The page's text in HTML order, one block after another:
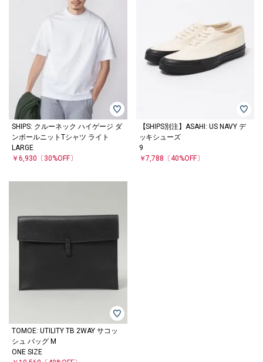
SHIPS: クルーネック ハイゲージ ダ
ンボールニットTシャツ ライト
LARGE
￥6,930 〔30%OFF〕
【SHIPS別注】ASAHI: US NAVY デ
ッキシューズ
9
￥7,788 〔40%OFF〕
TOMOE: UTILITY TB 2WAY サコッ
シュ バッグ M
ONE SIZE